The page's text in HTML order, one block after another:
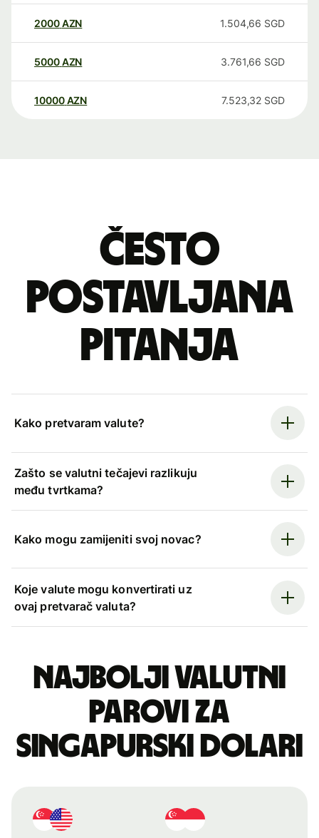
2000AZN 1.504,66 SGD
5000AZN 3.761,66 SGD
10000 AZN 7.523,32 SGD
Često
postavljana
pitanja
Kako pretvaram valute?
Zašto se valutni tečajevi razlikuju
među tvrtkama?
Kako mogu zamijeniti svoj novac?
Koje valute mogu konvertirati uz
ovaj pretvarač valuta?
Najbolji valutni
parovi za
singapurski dolari